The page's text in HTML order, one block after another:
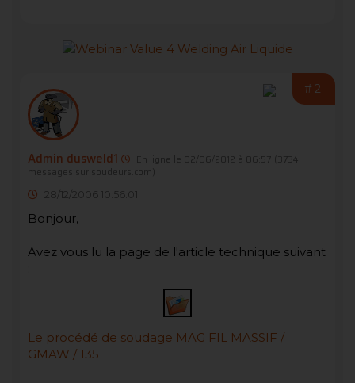
#2
Admin dusweld1 En ligne le 02/06/2012 à 06:57
(3734
messages sur soudeurs.com)
28/12/2006 10:56:01
Bonjour,
Avez vous lu la page de l'article technique suivant
:
Le procédé de soudage MAG FIL MASSIF /
GMAW / 135